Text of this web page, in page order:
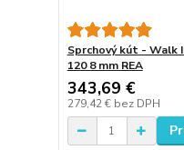
Sprchový kút - Walk
120 8 mm REA
343,69 €
279,42 € bez DPH